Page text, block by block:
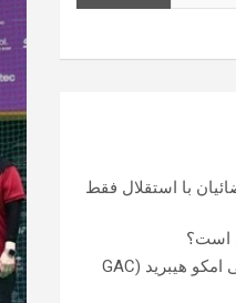
با استقلال فقط
است؟
بررسی کراس‌اوور هیبریدی جی ای سی امکو هیبرید (GAC